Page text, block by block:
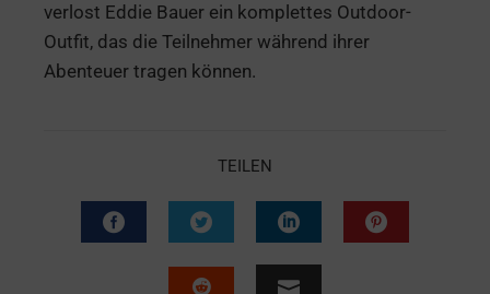
verlost Eddie Bauer ein komplettes Outdoor-
Outfit, das die Teilnehmer während ihrer
Abenteuer tragen können.
TEILEN